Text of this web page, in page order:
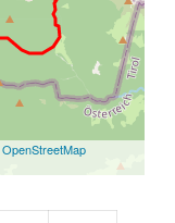
OpenStreetMap